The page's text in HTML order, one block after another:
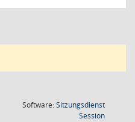
Software:Sitzungsdienst
Session(Wird in